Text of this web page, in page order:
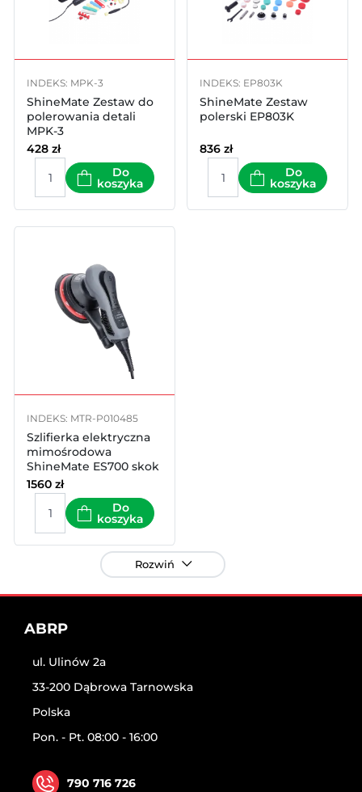
INDEKS: MPK-3
ShineMate Zestaw do
polerowania detali
MPK-3
428 zł
Do
koszyka
INDEKS: EP803K
ShineMate Zestaw
polerski EP803K
836 zł
Do
koszyka
INDEKS: MTR-P010485
Szlifierka elektryczna
mimośrodowa
ShineMate ES700 skok
5mm 150mm
1560 zł
Do
koszyka
Rozwiń
ABRP
ul. Ulinów 2a
33-200 Dąbrowa Tarnowska
Polska
Pon. - Pt. 08:00 - 16:00
790 716 726